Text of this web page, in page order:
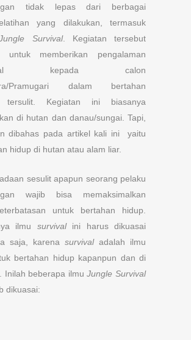
tidak lepas dari berbagai
yang dilakukan, termasuk
Survival. Kegiatan tersebut
untuk memberikan pengalaman
kepada calon
Pramugari dalam bertahan
tersulit. Kegiatan ini biasanya
di hutan dan danau/sungai. Tapi,
dibahas pada artikel kali ini yaitu
hidup di hutan atau alam liar.
sesulit apapun seorang pelaku
wajib bisa memaksimalkan
untuk bertahan hidup.
ilmu survival ini harus dikuasai
saja, karena survivaladalah ilmu
bertahan hidup kapanpun dan di
Inilah beberapa ilmuJungle Survival
dikuasai: